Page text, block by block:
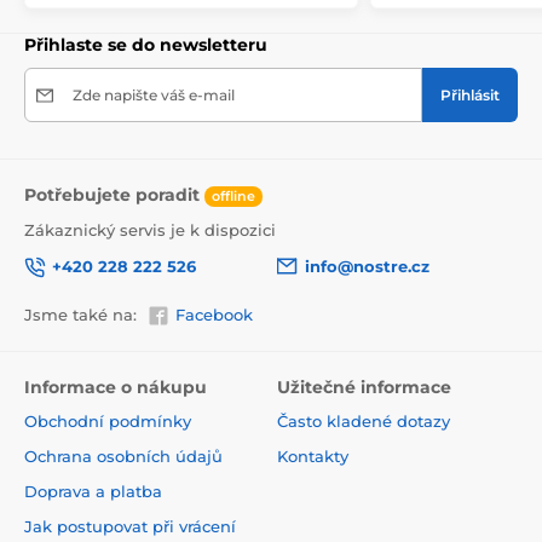
Použitá tisková metoda je ekologická, a proto jsou
přísné normy a mají VOC i GREENGUARD GOLD
certifikaci. Navíc jsou bez obsahu PVC a lepidlo je na
Přihlaste se do newsletteru
Zde napište váš e-mail Přihlásit
Potřebujete poradit offline
Zákaznický servis je k dispozici
+420 228 222 526
info@nostre.cz
Jsme také na: Facebook
Informace o nákupu
Obchodní podmínky
Ochrana osobních údajů
Doprava a platba
Jak postupovat při vrácení
Užitečné informace
Často kladené dotazy
Kontakty